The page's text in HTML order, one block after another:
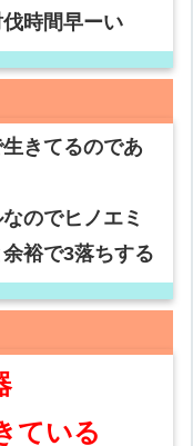
時間早ーい
きてるのであ
のでヒノエミ
裕で3落ちする
ている